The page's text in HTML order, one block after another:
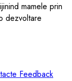
mamele prin
dezvoltare
Feedback